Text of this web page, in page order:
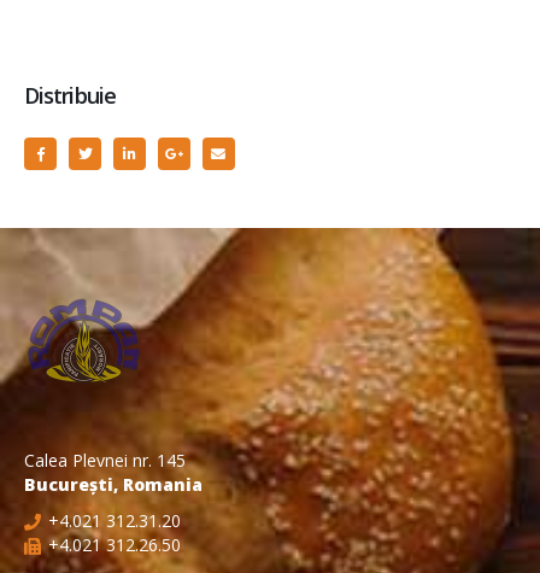
Distribuie
Calea Plevnei nr. 145
București, Romania
+4.021 312.31.20
+4.021 312.26.50